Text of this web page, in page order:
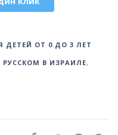
ДЕТЕЙ ОТ 0 ДО 3 ЛЕТ
РУССКОМ В ИЗРАИЛЕ,